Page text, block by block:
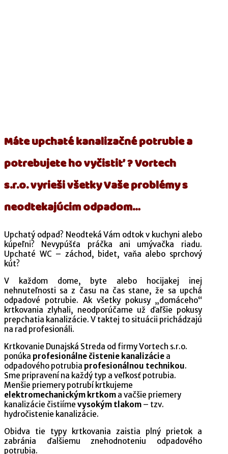
Máte upchaté kanalizačné potrubie a
potrebujete ho vyčistiť ? Vortech
s.r.o. vyrieši všetky Vaše problémy s
neodtekajúcim odpadom…
Upchatý odpad? Neodteká Vám odtok v kuchyni alebo
kúpeľni? Nevypúšťa práčka ani umývačka riadu.
Upchaté WC – záchod, bidet, vaňa alebo sprchový
kút?
V každom dome, byte alebo hocijakej inej
nehnuteľnosti sa z času na čas stane, že sa upchá
odpadové potrubie. Ak všetky pokusy „domáceho“
krtkovania zlyhali, neodporúčame už ďaľšie pokusy
prepchatia kanalizácie. V taktej to situácii prichádzajú
na rad profesionáli.
Krtkovanie Dunajská Streda od firmy Vortech s.r.o.
ponúka profesionálne čistenie kanalizácie a
odpadového potrubia profesionálnou technikou.
Sme pripravení na každý typ a veľkosť potrubia.
Menšie priemery potrubí krtkujeme
elektromechanickým krtkom a vačšie priemery
kanalizácie čistiíme vysokým tlakom – tzv.
hydročistenie kanalizácie.
Obidva tie typy krtkovania zaistia plný prietok a
zabránia ďalšiemu znehodnoteniu odpadového
potrubia.